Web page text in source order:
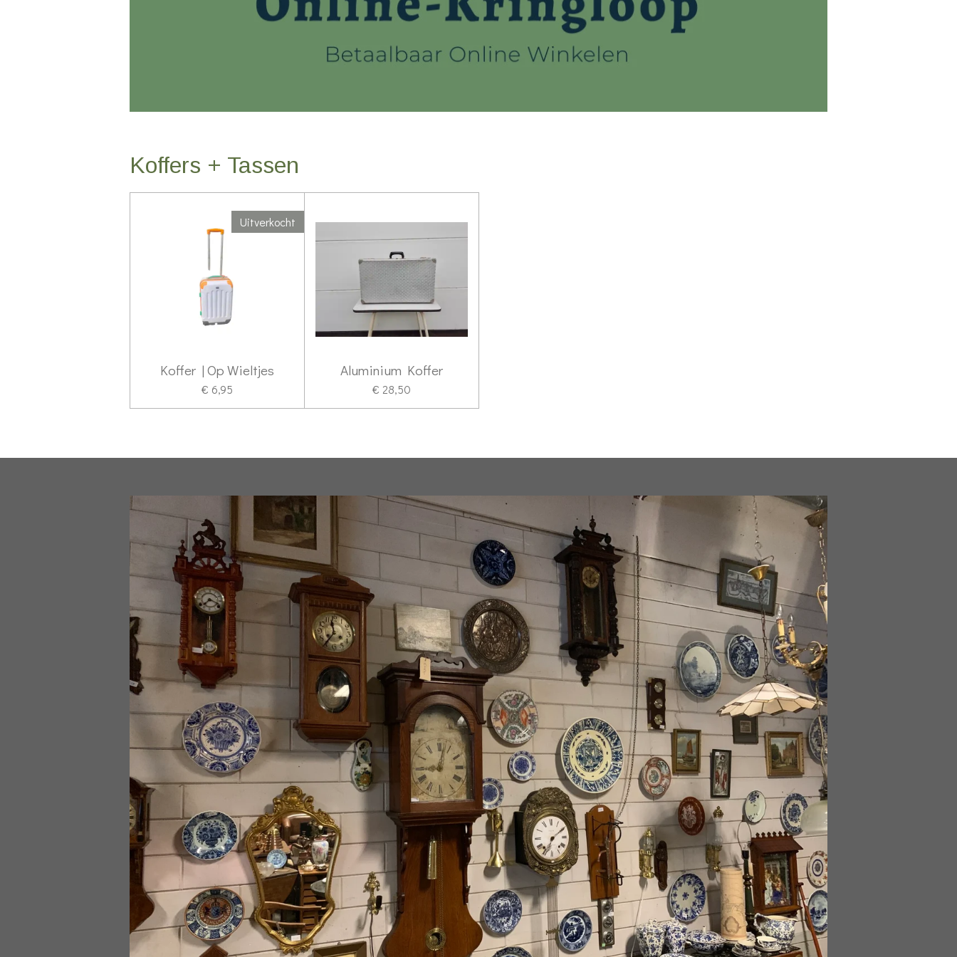
Koffers + Tassen
Uitverkocht
Koffer | Op Wieltjes
€ 6,95
Aluminium Koffer
€ 28,50